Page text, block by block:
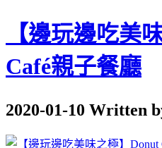
【邊玩邊吃美
Café親子餐廳
2020-01-10 Written